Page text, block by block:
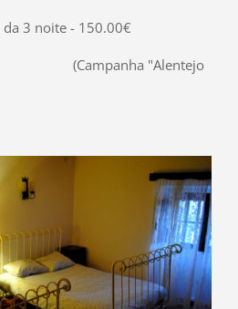
3 noite - 150.00€
"Alentejo